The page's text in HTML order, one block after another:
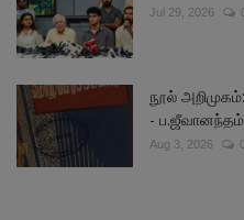
Jul 29, 2026
நூல்
- ப.ஜீவானந்தம்
Aug 3, 2026